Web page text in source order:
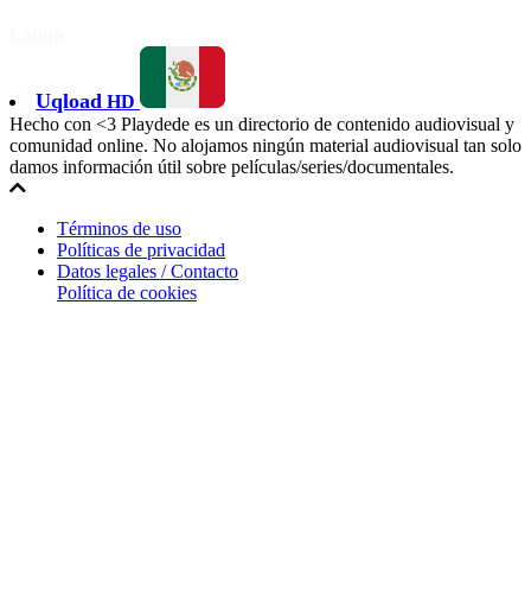
Uqload HD
Hecho con <3 Playdede es un directorio de contenido audiovisual y
comunidad online. No alojamos ningún material audiovisual tan solo
damos información útil sobre películas/series/documentales.
Términos de uso
Políticas de privacidad
Datos legales / Contacto
Política de cookies